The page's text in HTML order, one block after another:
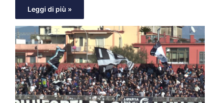
Leggi di più »